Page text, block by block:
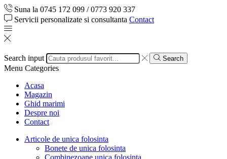
Suna la 0745 172 099 / 0773 920 337
Servicii personalizate si consultanta Contact
Search input Search
Menu Categories
Acasa
Magazin
Ghid marimi
Despre noi
Contact
Articole de unica folosinta
Bonete de unica folosinta